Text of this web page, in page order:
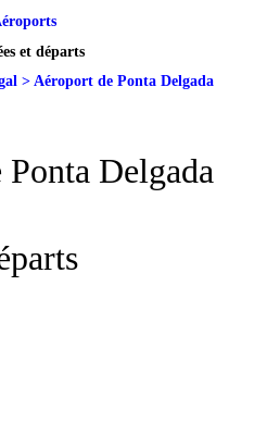
et départs
> Aéroport de Ponta Delgada
Delgada